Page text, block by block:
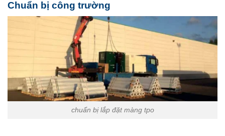
Chuẩn bị công trường
chuẩn bị lắp đặt màng tpo